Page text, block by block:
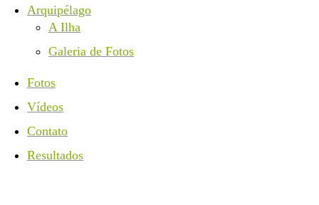
Arquipélago
A Ilha
Galeria de Fotos
Fotos
Vídeos
Contato
Resultados